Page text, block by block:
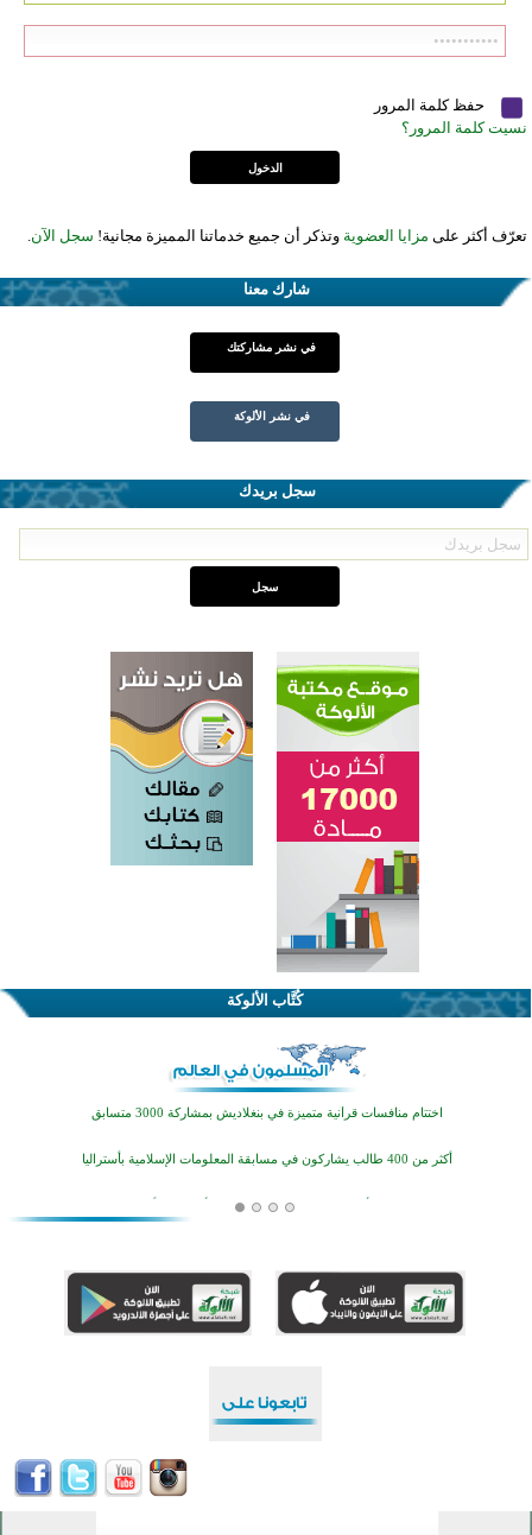
حفظ كلمة المرور
نسيت كلمة المرور؟
تعرّف أكثر على مزايا العضوية وتذكر أن جميع خدماتنا المميزة مجانية! سجل الآن.
شارك معنا
في نشر مشاركتك
في نشر الألوكة
سجل بريدك
كُتَّاب الألوكة
اختتام الدورة التاسعة لمسابقة حفظ وتلاوة القرآن الكريم في أزناكاييف
تيسليتش تختتم برنامجا تعليميا لتعزيز القيم وبناء الشخصية للشباب المسلمين
اختتام منافسات قرآنية متميزة في بنغلاديش بمشاركة 3000 متسابق
أكثر من 400 طالب يشاركون في مسابقة المعلومات الإسلامية بأستراليا
افتتاح تاريخي لأول مسجد في بلييفليا بالجبل الأسود منذ أكثر من قرن
أكبر مشروع إسلامي في ريف أستراليا يفتتح أبوابه بعد سنوات من العمل والعطاء
اختتام منافسات قرآنية متميزة في بنغلاديش بمشاركة 3000 متسابق